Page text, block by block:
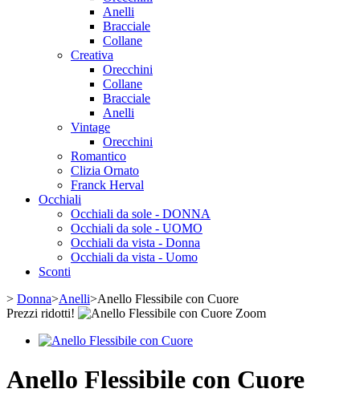
Anelli
Bracciale
Collane
Creativa
Orecchini
Collane
Bracciale
Anelli
Vintage
Orecchini
Romantico
Clizia Ornato
Franck Herval
Occhiali
Occhiali da sole - DONNA
Occhiali da sole - UOMO
Occhiali da vista - Donna
Occhiali da vista - Uomo
Sconti
> Donna>Anelli>Anello Flessibile con Cuore
Prezzi ridotti!
Zoom
Anello Flessibile con Cuore